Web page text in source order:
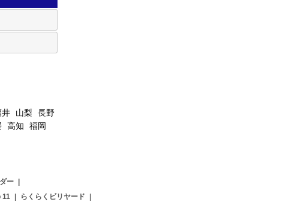
井 山梨
長野
高知
福岡
ー
11 らくらくビリヤード